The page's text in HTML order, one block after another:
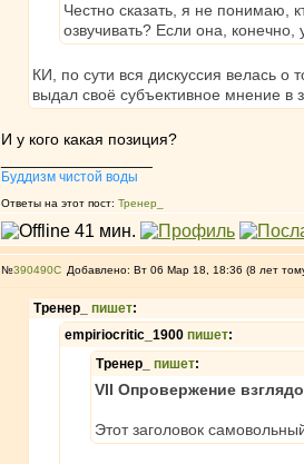
Честно сказать, я не понимаю,
озвучивать? Если она, конечно,
КИ, по сути вся дискуссия велась
выдал своё субъективное мнение
И у кого какая позиция?
Буддизм чистой воды
Ответы на этот пост: Тренер_
№390490 Добавлено: Вт 06 Мар 18, 18:36 (8 лет
Тренер_ пишет:
empiriocritic_1900 пишет:
Тренер_ пишет:
VII Опровержение
Этот заголовок